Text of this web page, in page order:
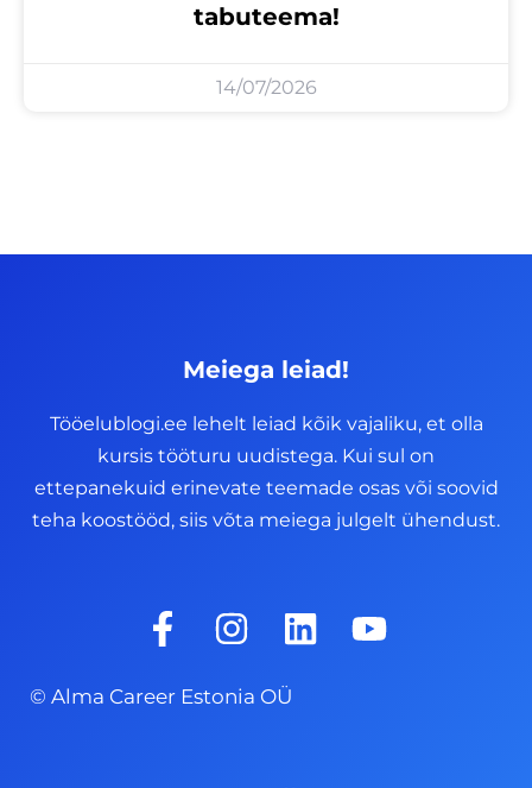
tabuteema!
14/07/2026
Meiega leiad!
Tööelublogi.ee lehelt leiad kõik vajaliku, et olla
kursis tööturu uudistega. Kui sul on
ettepanekuid erinevate teemade osas või soovid
teha koostööd, siis võta meiega julgelt ühendust.
F
a
e
I
n
s
t
L
i
Y
o
© Alma Career Estonia OÜ